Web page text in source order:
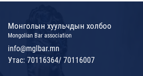
Монголын хуульчдын холбоо
Mongolian Bar association
info@mglbar.mn
Утас: 70116364/ 70116007